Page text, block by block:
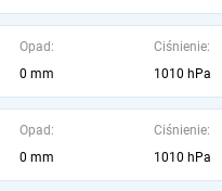
Opad:
0 mm
Ciśnienie:
1010 hPa
Opad:
0 mm
Ciśnienie:
1010 hPa